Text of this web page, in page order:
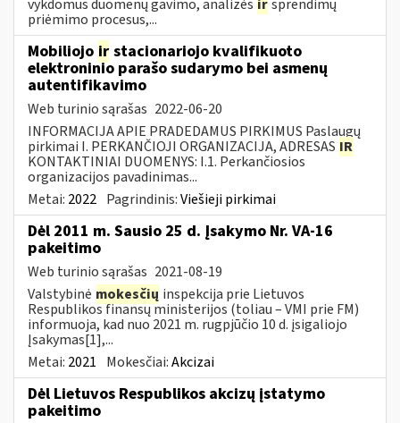
vykdomus duomenų gavimo, analizės irsprendimų
priėmimo procesus,...
Mobiliojo ir stacionariojo kvalifikuoto
elektroninio parašo sudarymo bei asmenų
autentifikavimo
Web turinio sąrašas 2022-06-20
INFORMACIJA APIE PRADEDAMUS PIRKIMUS Paslaugų
pirkimai I. PERKANČIOJI ORGANIZACIJA, ADRESAS IR
KONTAKTINIAI DUOMENYS: I.1. Perkančiosios
organizacijos pavadinimas...
Metai: 2022 Pagrindinis:Viešieji pirkimai
Dėl 2011 m. Sausio 25 d. Įsakymo Nr. VA-16
pakeitimo
Web turinio sąrašas 2021-08-19
Valstybinė mokesčių inspekcija prie Lietuvos
Respublikos finansų ministerijos (toliau – VMI prie FM)
informuoja, kad nuo 2021 m. rugpjūčio 10 d. įsigaliojo
Įsakymas[1],...
Metai: 2021 Mokesčiai:Akcizai
Dėl Lietuvos Respublikos akcizų įstatymo
pakeitimo